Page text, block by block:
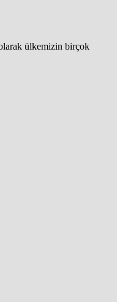
ülkemizin birçok